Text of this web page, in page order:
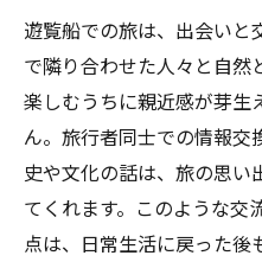
遊覧船での旅は、出会いと
で隣り合わせた人々と自然
楽しむうちに親近感が芽生
ん。旅行者同士での情報交
史や文化の話は、旅の思い
てくれます。このような交
点は、日常生活に戻った